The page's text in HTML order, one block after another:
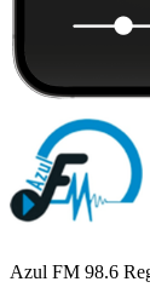
Azul FM 98.6